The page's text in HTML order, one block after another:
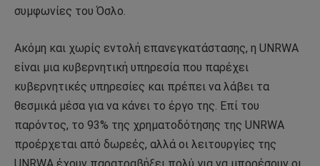
συμφωνίες του Όσλο.
Ακόμη και χωρίς εντολή επανεγκατάστασης, η UNRWA
είναι μια κυβερνητική υπηρεσία που παρέχει
κυβερνητικές υπηρεσίες και πρέπει να λάβει τα
θεσμικά μέσα για να κάνει το έργο της. Επί του
παρόντος, το 93% της χρηματοδότησης της UNRWA
προέρχεται από δωρεές, αλλά οι λειτουργίες της